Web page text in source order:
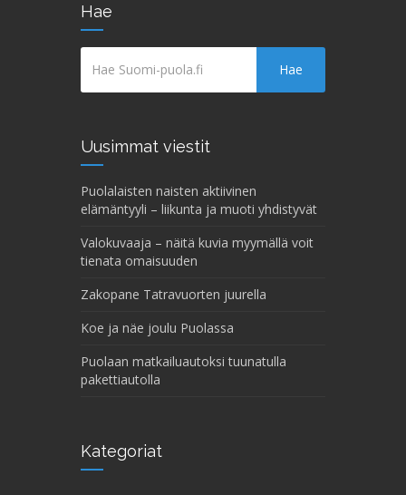
Hae
Hae
Uusimmat viestit
Puolalaisten naisten aktiivinen
elämäntyyli – liikunta ja muoti yhdistyvät
Valokuvaaja – näitä kuvia myymällä voit
tienata omaisuuden
Zakopane Tatravuorten juurella
Koe ja näe joulu Puolassa
Puolaan matkailuautoksi tuunatulla
pakettiautolla
Kategoriat